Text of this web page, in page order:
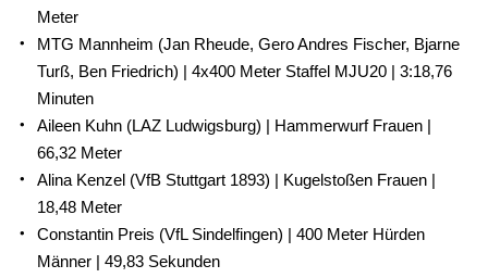
Meter
MTG Mannheim (Jan Rheude, Gero Andres Fischer, Bjarne
Turß, Ben Friedrich) | 4x400 Meter Staffel MJU20 | 3:18,76
Minuten
Aileen Kuhn (LAZ Ludwigsburg) | Hammerwurf Frauen |
66,32 Meter
Alina Kenzel (VfB Stuttgart 1893) | Kugelstoßen Frauen |
18,48 Meter
Constantin Preis (VfL Sindelfingen) | 400 Meter Hürden
Männer | 49,83 Sekunden